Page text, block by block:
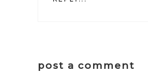
post a comment